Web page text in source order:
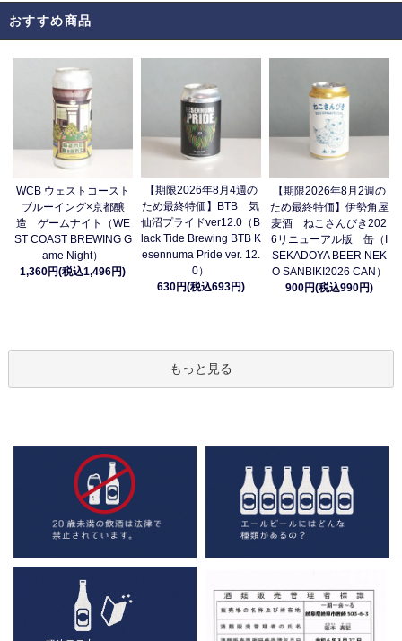
おすすめ商品
WCB ウェストコースト
ブルーイング×京都醸
造 ゲームナイト（WE
ST COAST BREWING G
ame Night）
1,360円(税込1,496円)
【期限2026年8月4週の
ため最終特価】BTB 気
仙沼プライドver12.0（B
lack Tide Brewing BTB K
esennuma Pride ver. 12.
0）
630円(税込693円)
【期限2026年8月2週の
ため最終特価】伊勢角屋
麦酒 ねこさんびき202
6リニューアル版 缶（I
SEKADOYA BEER NEK
O SANBIKI2026 CAN）
900円(税込990円)
もっと見る